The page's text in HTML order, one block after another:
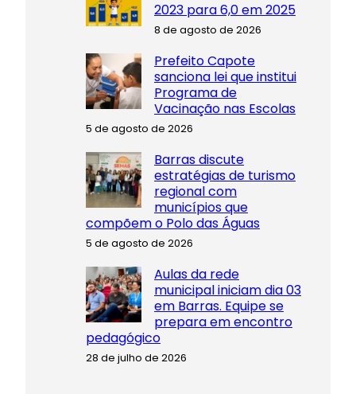
2023 para 6,0 em 2025
8 de agosto de 2026
Prefeito Capote
sanciona lei que institui
Programa de
Vacinação nas Escolas
5 de agosto de 2026
Barras discute
estratégias de turismo
regional com
municípios que
compõem o Polo das Águas
5 de agosto de 2026
Aulas da rede
municipal iniciam dia 03
em Barras. Equipe se
prepara em encontro
pedagógico
28 de julho de 2026